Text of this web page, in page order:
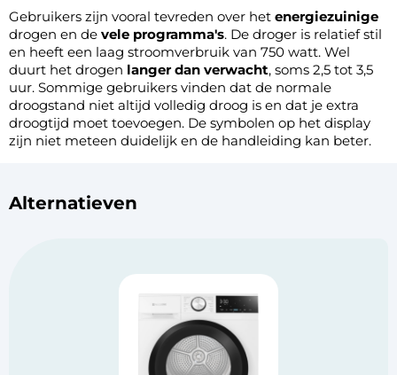
Gebruikers zijn vooral tevreden over het energiezuinige
drogen en de vele programma's. De droger is relatief stil
en heeft een laag stroomverbruik van 750 watt. Wel
duurt het drogen langer dan verwacht, soms 2,5 tot 3,5
uur. Sommige gebruikers vinden dat de normale
droogstand niet altijd volledig droog is en dat je extra
droogtijd moet toevoegen. De symbolen op het display
zijn niet meteen duidelijk en de handleiding kan beter.
Alternatieven